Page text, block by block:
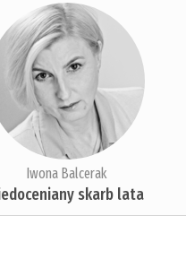
Iwona Balcerak
skarb lata